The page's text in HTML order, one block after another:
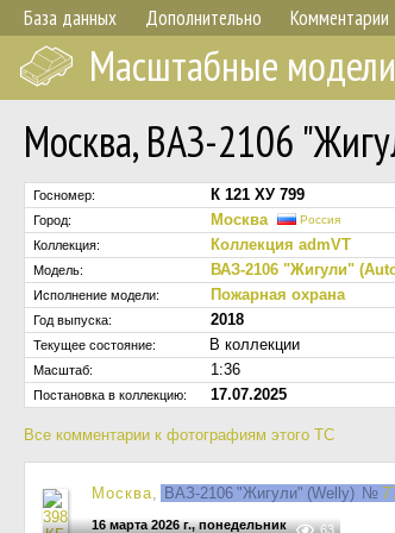
База данных Дополнительно Комментарии
Масштабные
Москва, ВАЗ-2106
Госномер: К 121 ХУ 799
Город: Москва Россия
Коллекция: Коллекция admVT
Модель: ВАЗ-2106 "Жигули"
Исполнение модели: Пожарная охрана
Год выпуска: 2018
Текущее состояние: В коллекции
Масштаб: 1:36
Постановка в коллекцию: 17.07.2025
Все комментарии к фотографиям этого ТС
63
Москва, ВАЗ-2106 "Жигули" (Welly) №
16 марта 2026 г., понедельник